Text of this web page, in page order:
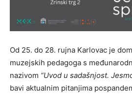
Od 25. do 28. rujna Karlovac je
muzejskih pedagoga s
nazivom “Uvod u sadašnjost.
bavi aktualnim pitanjima